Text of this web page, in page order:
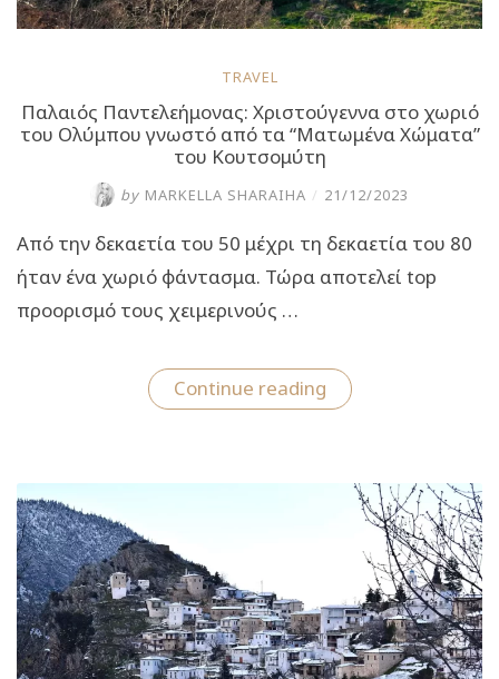
TRAVEL
Παλαιός Παντελεήμονας: Χριστούγεννα στο χωριό
του Ολύμπου γνωστό από τα “Ματωμένα Χώματα”
του Κουτσομύτη
by MARKELLA SHARAIHA / 21/12/2023
Από την δεκαετία του 50 μέχρι τη δεκαετία του 80
ήταν ένα χωριό φάντασμα. Τώρα αποτελεί top
προορισμό τους χειμερινούς …
Continue reading“Παλαιός
Παντελεήμονας:
του
Ολύμπου
γνωστό
“Ματωμένα
Χώματα”
του
Κουτσομύτη”